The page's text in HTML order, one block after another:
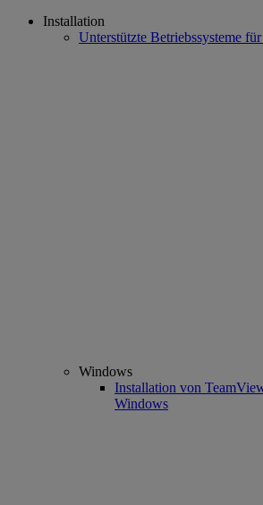
Installation
Unterstützte Betriebssysteme
Windows
Installation von
Windows